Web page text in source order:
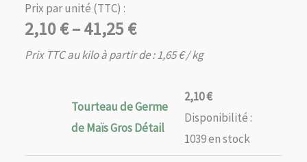
Prix par unité (TTC) :
2,10€–41,25€
Plage
de
41,25 €
Prix TTC au kilo à partir de :1,65€/ kg
Tourteau de Germe
de Maïs Gros Détail
2,10€
Disponibilité :
1039 en stock